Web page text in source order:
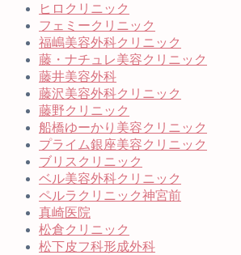
ヒロクリニック
フェミークリニック
福嶋美容外科クリニック
藤・ナチュレ美容クリニック
藤井美容外科
藤沢美容外科クリニック
藤野クリニック
船橋ゆーかり美容クリニック
プライム銀座美容クリニック
ブリスクリニック
ベル美容外科クリニック
ペルラクリニック神宮前
真崎医院
松倉クリニック
松下皮フ科形成外科